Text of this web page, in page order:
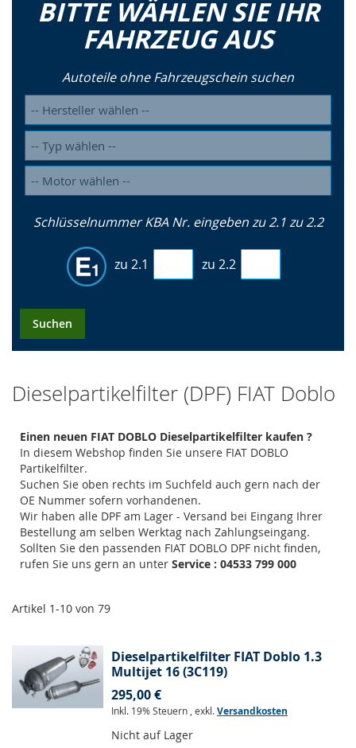
BITTE WÄHLEN SIE IHR
FAHRZEUG AUS
Autoteile ohne Fahrzeugschein suchen
Schlüsselnummer KBA Nr. eingeben zu 2.1 zu 2.2
zu 2.1 zu 2.2
Suchen
Dieselpartikelfilter (DPF) FIAT Doblo
Einen neuen FIAT DOBLO Dieselpartikelfilter kaufen ?
In diesem Webshop finden Sie unsere FIAT DOBLO
Partikelfilter.
Suchen Sie oben rechts im Suchfeld auch gern nach der
OE Nummer sofern vorhandenen.
Wir haben alle DPF am Lager - Versand bei Eingang Ihrer
Bestellung am selben Werktag nach Zahlungseingang.
Sollten Sie den passenden FIAT DOBLO DPF nicht finden,
rufen Sie uns gern an unter Service : 04533 799 000
Artikel 1-10 von 79
Dieselpartikelfilter FIAT Doblo 1.3
Multijet 16 (3C119)
295,00 €
Inkl. 19% Steuern , exkl.Versandkosten
Nicht auf Lager